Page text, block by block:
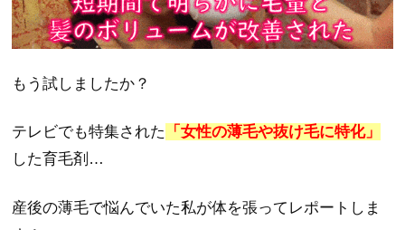
もう試しましたか？
テレビでも特集された
「女性の薄毛や抜け毛に特化」
した育毛剤…
産後の薄毛で悩んでいた私が体を張ってレポートしま